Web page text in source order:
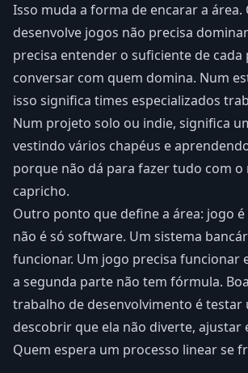
Isso muda a forma de encarar a área.
desenvolve jogos não precisa
precisa entender o suficiente de cada
conversar com quem domina. Num
isso significa times especializados
Num projeto solo ou indie, significa
vestindo vários chapéus e
porque não dá para fazer tudo com o
capricho.
Outro ponto que define a área: jogo
não é só software. Um sistema
funcionar. Um jogo precisa funcionar
a segunda parte não tem fórmula.
trabalho de desenvolvimento é testar
descobrir que ela não diverte, ajustar
Quem espera um processo linear se